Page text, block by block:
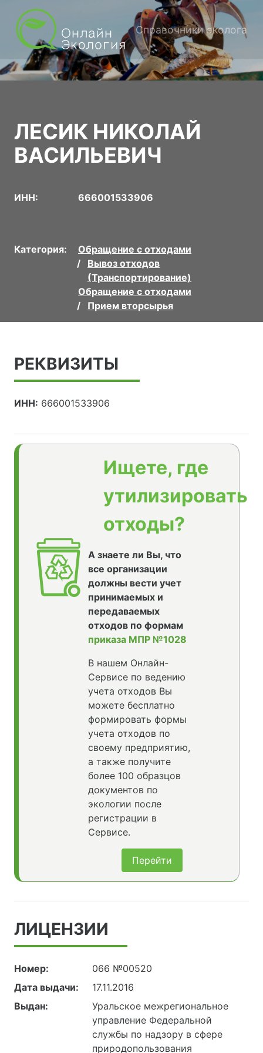
Справочники эколога
ЛЕСИК НИКОЛАЙ
ВАСИЛЬЕВИЧ
ИНН: 666001533906
Категория:
Обращение с отходами
Вывоз отходов
(Транспортирование)
Обращение с отходами
Прием вторсырья
РЕКВИЗИТЫ
ИНН: 666001533906
Ищете, где
утилизировать
отходы?
А знаете ли Вы, что
все организации
должны вести учет
принимаемых и
передаваемых
отходов по формам
приказа МПР №1028
В нашем Онлайн-
Сервисе по ведению
учета отходов Вы
можете бесплатно
формировать формы
учета отходов по
своему предприятию,
а также получите
более 100 образцов
документов по
экологии после
регистрации в
Сервисе.
Перейти
ЛИЦЕНЗИИ
Номер:
066 №00520
Дата выдачи:
17.11.2016
Выдан:
Уральское межрегиональное
управление Федеральной
службы по надзору в сфере
природопользования